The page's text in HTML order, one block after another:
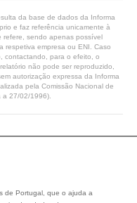
da base de dados da Informa
e faz referência unicamente à
refere, sendo apenas possível
respetiva empresa ou ENI. Caso
contactando, para o efeito, o
não pode ser reproduzido,
autorização expressa da Informa
pela Comissão Nacional de
a 27/02/1996).
de Portugal, que o ajuda a